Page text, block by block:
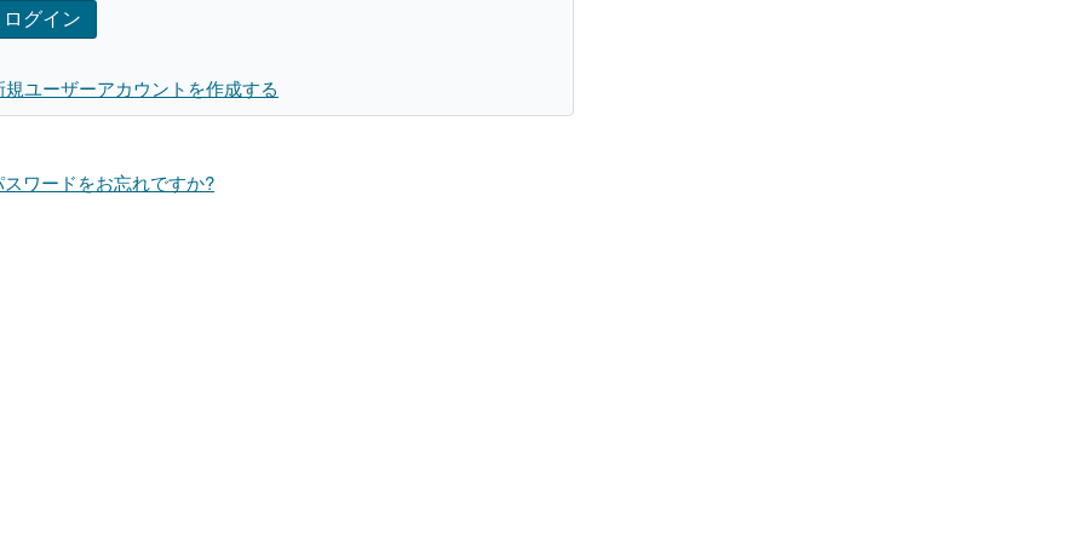
ログイン
規ユーザーアカウントを作成する
スワードをお忘れですか?